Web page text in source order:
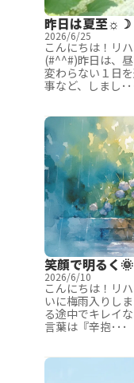
昨日は夏至☼☽
2026/6/25
こんにちは！リ
(#^^#)昨日は、
変わらない１日
事など、しまし･･
笑顔で明るく🌞
2026/6/10
こんにちは！リ
いに梅雨入りし
る途中でキレイ
言葉は『辛抱･･･